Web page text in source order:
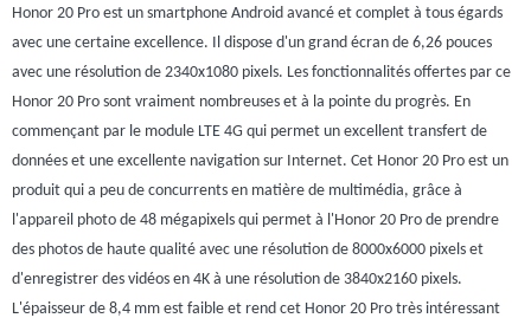
Honor 20 Pro est un smartphone Android avancé et complet à tous égards
avec une certaine excellence. Il dispose d'un grand écran de 6,26 pouces
avec une résolution de 2340x1080 pixels. Les fonctionnalités offertes par ce
Honor 20 Pro sont vraiment nombreuses et à la pointe du progrès. En
commençant par le module LTE 4G qui permet un excellent transfert de
données et une excellente navigation sur Internet. Cet Honor 20 Pro est un
produit qui a peu de concurrents en matière de multimédia, grâce à
l'appareil photo de 48 mégapixels qui permet à l'Honor 20 Pro de prendre
des photos de haute qualité avec une résolution de 8000x6000 pixels et
d'enregistrer des vidéos en 4K à une résolution de 3840x2160 pixels.
L'épaisseur de 8,4 mm est faible et rend cet Honor 20 Pro très intéressant